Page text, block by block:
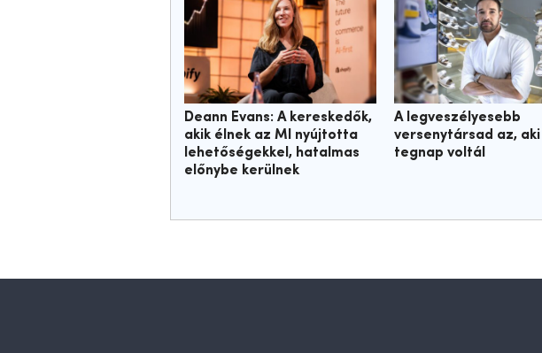
Deann Evans: A kereskedők,
akik élnek az MI nyújtotta
lehetőségekkel, hatalmas
előnybe kerülnek
A legveszélyesebb
versenytársad az, aki
tegnap voltál